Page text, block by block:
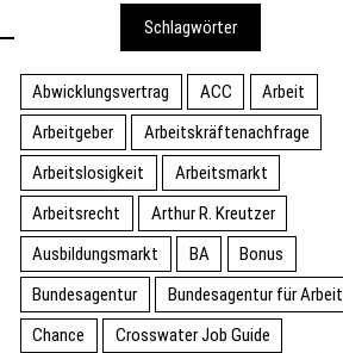
Schlagwörter
Abwicklungsvertrag ACC
Arbeit
Arbeitgeber
Arbeitskräftenachfrage
Arbeitslosigkeit
Arbeitsmarkt
Arbeitsrecht
Arthur R. Kreutzer
Ausbildungsmarkt
BA
Bonus
Bundesagentur
Bundesagentur für Arbeit
Chance
Crosswater Job Guide